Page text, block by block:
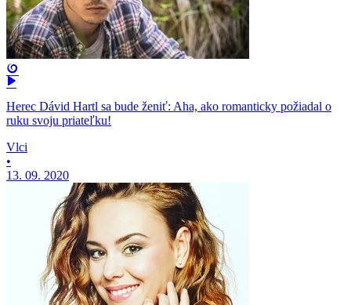
Herec Dávid Hartl sa bude ženiť: Aha, ako romanticky požiadal o
ruku svoju priateľku!
Vlci
•
13. 09. 2020